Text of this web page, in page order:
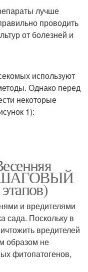
лучше
проводить
от болезней и
используют
Однако перед
некоторые
1):
и вредителями
сада. Поскольку в
вредителей
образом не
фитопатогенов,